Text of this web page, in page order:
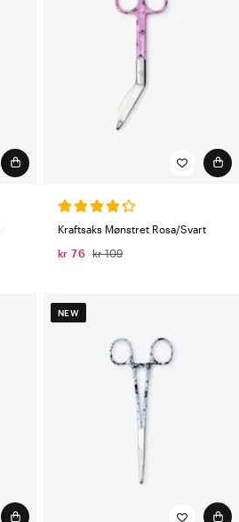
Kraftsaks Mønstret Rosa/Svart
kr 76
kr 109
NEW